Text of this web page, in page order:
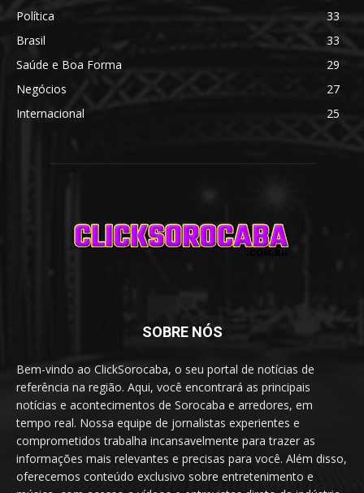
Política
33
Brasil
33
Saúde e Boa Forma
29
Negócios
27
Internacional
25
SOBRE NÓS
Bem-vindo ao ClickSorocaba, o seu portal de notícias de
referência na região. Aqui, você encontrará as principais
notícias e acontecimentos de Sorocaba e arredores, em
tempo real. Nossa equipe de jornalistas experientes e
comprometidos trabalha incansavelmente para trazer as
informações mais relevantes e precisas para você. Além disso,
oferecemos conteúdo exclusivo sobre entretenimento e